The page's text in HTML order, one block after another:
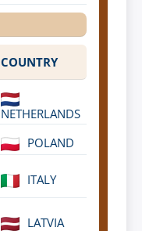
COUNTRY
NETHERLANDS
POLAND
ITALY
LATVIA